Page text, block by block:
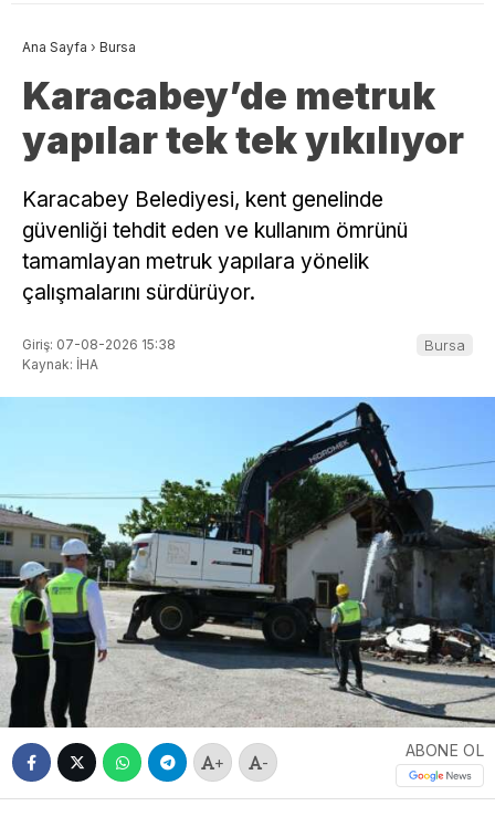
Ana Sayfa › Bursa
Karacabey’de metruk
yapılar tek tek yıkılıyor
Karacabey Belediyesi, kent genelinde
güvenliği tehdit eden ve kullanım ömrünü
tamamlayan metruk yapılara yönelik
çalışmalarını sürdürüyor.
Giriş: 07-08-2026 15:38
Kaynak: İHA
Bursa
+ -
ABONE OL